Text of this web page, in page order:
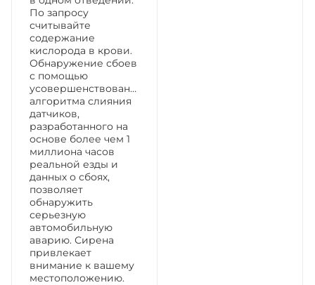
По запросу
считывайте
содержание
кислорода в крови.
Обнаружение сбоев
с помощью
усовершенствованного
алгоритма слияния
датчиков,
разработанного на
основе более чем 1
миллиона часов
реальной езды и
данных о сбоях,
позволяет
обнаружить
серьезную
автомобильную
аварию. Сирена
привлекает
внимание к вашему
местоположению.